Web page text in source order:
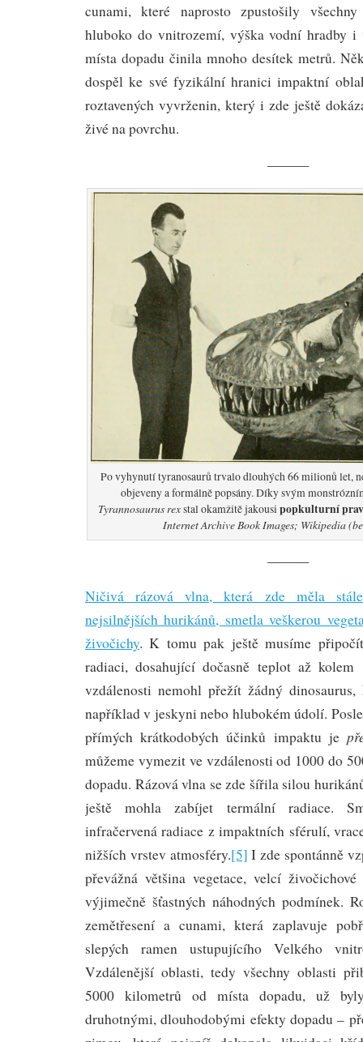
cunami, které naprosto zpustošily
hluboko do vnitrozemí, výška vodní hradby
místa dopadu činila mnoho desítek metrů.
dospěl ke své fyzikální hranici impaktní
roztavených vyvrženin, který i zde ještě
živé na povrchu.
———
Po vyhynutí tyranosaurů trvalo dlouhých 66 milionů let,
objeveny a formálně popsány. Díky svým
Tyrannosaurus rexstal okamžitě jakousi popkulturní
Internet Archive Book Images; Wikipedia
———
Ničivá rázová vlna, která zde měla
nejsilnějších hurikánů, smetla veškerou
živočichy. K tomu pak ještě musíme
radiaci, dosahující dočasně teplot až
vzdálenosti nemohl přežít žádný
například v jeskyni nebo hlubokém údolí.
přímých krátkodobých účinků impaktu je
můžeme vymezit ve vzdálenosti od 1000 do
dopadu. Rázová vlna se zde šířila silou
ještě mohla zabíjet termální radiace.
infračervená radiace z impaktních sférulí,
nižších vrstev atmosféry.[5] I zde spontánně
převážná většina vegetace, velcí
výjimečně šťastných náhodných podmínek.
zemětřesení a cunami, která zaplavuje
slepých ramen ustupujícího Velkého
Vzdálenější oblasti, tedy všechny oblasti
5000 kilometrů od místa dopadu, už
druhotnými, dlouhodobými efekty dopadu –